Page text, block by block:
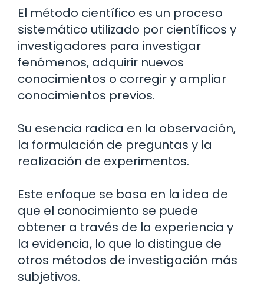
El método científico es un proceso
sistemático utilizado por científicos y
investigadores para investigar
fenómenos, adquirir nuevos
conocimientos o corregir y ampliar
conocimientos previos.
Su esencia radica en la observación,
la formulación de preguntas y la
realización de experimentos.
Este enfoque se basa en la idea de
que el conocimiento se puede
obtener a través de la experiencia y
la evidencia, lo que lo distingue de
otros métodos de investigación más
subjetivos.